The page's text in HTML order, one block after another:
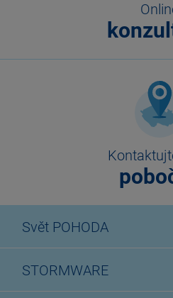
Svět POHODA
STORMWARE